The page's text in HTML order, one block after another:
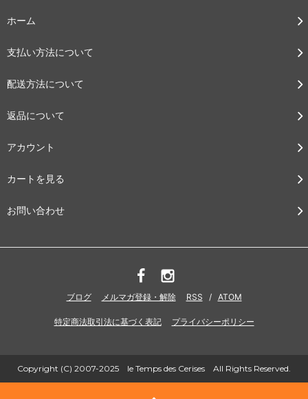
ホーム
支払い方法について
配送方法について
返品について
アカウント
カートを見る
お問い合わせ
ブログ メルマガ登録・解除 RSS / ATOM
特定商法取引法に基づく表記 プライバシーポリシー
Copyright (C) 2007-2025 le Temps des Cerises All Rights Reserved.